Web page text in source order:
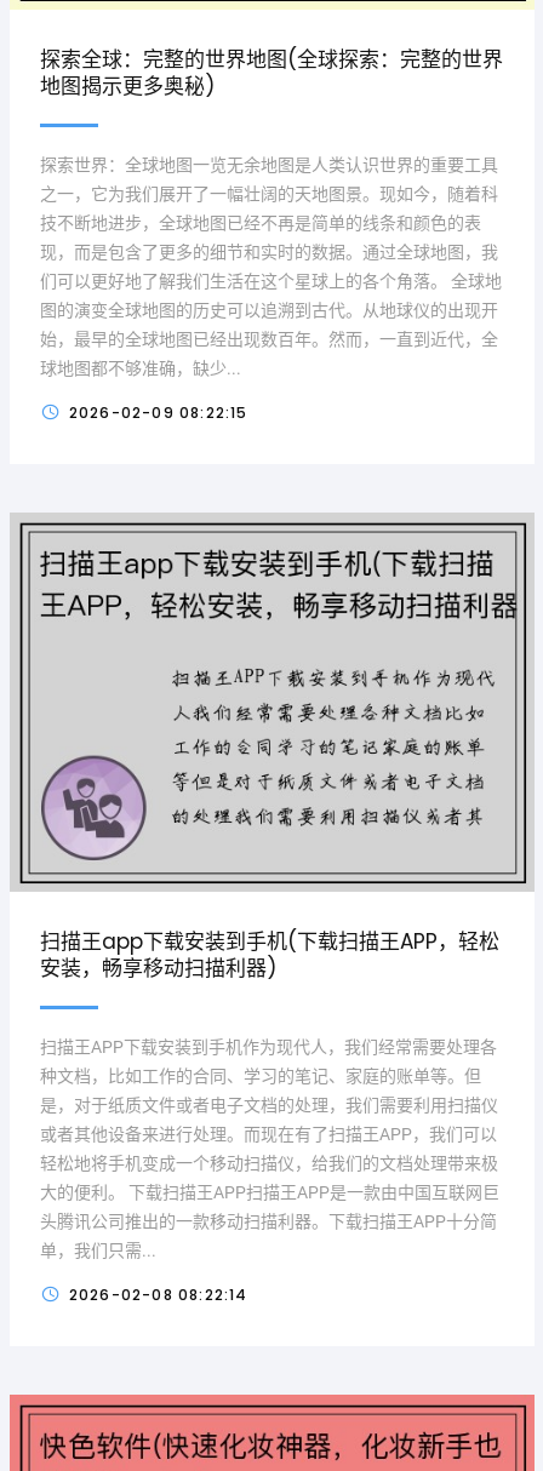
探索全球：完整的世界地图(全球探索：完整的世界
地图揭示更多奥秘)
探索世界：全球地图一览无余地图是人类认识世界的重要工具
之一，它为我们展开了一幅壮阔的天地图景。现如今，随着科
技不断地进步，全球地图已经不再是简单的线条和颜色的表
现，而是包含了更多的细节和实时的数据。通过全球地图，我
们可以更好地了解我们生活在这个星球上的各个角落。 全球地
图的演变全球地图的历史可以追溯到古代。从地球仪的出现开
始，最早的全球地图已经出现数百年。然而，一直到近代，全
球地图都不够准确，缺少...
2026-02-09 08:22:15
扫描王app下载安装到手机(下载扫描王APP，轻松
安装，畅享移动扫描利器)
扫描王APP下载安装到手机作为现代人，我们经常需要处理各
种文档，比如工作的合同、学习的笔记、家庭的账单等。但
是，对于纸质文件或者电子文档的处理，我们需要利用扫描仪
或者其他设备来进行处理。而现在有了扫描王APP，我们可以
轻松地将手机变成一个移动扫描仪，给我们的文档处理带来极
大的便利。 下载扫描王APP扫描王APP是一款由中国互联网巨
头腾讯公司推出的一款移动扫描利器。下载扫描王APP十分简
单，我们只需...
2026-02-08 08:22:14